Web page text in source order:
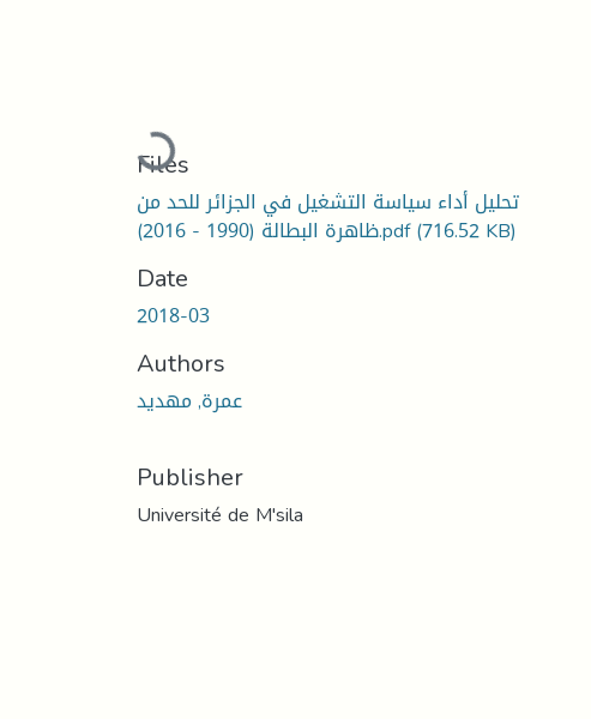
Loading...
Files
تحليل أداء سياسة التشغيل في الجزائر للحد من
ظاهرة البطالة (1990 - 2016).pdf(716.52 KB)
Date
2018-03
Authors
عمرة, مهديد
Publisher
Université de M'sila